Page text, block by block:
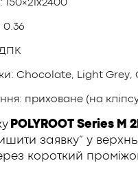
150×21х2400
0.36
Chocolate, Light
приховане (на
POLYROOT Series M
заявку” у
короткий